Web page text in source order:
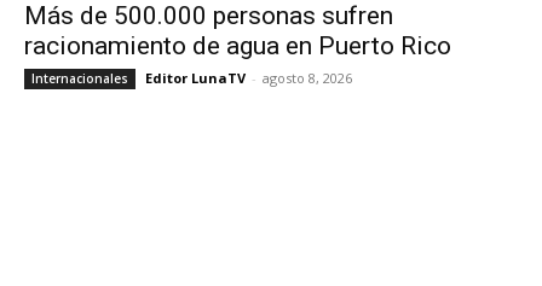
Más de 500.000 personas sufren
racionamiento de agua en Puerto Rico
Internacionales Editor LunaTV - agosto 8, 2026